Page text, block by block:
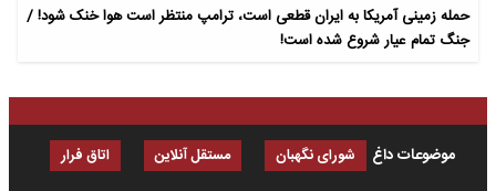
حمله زمینی آمریکا به ایران قطعی است، ترامپ منتظر است هوا خنک شود! /
جنگ تمام عیار شروع شده است!
موضوعات داغ شورای نگهبان مستقل آنلاین اتاق فرار